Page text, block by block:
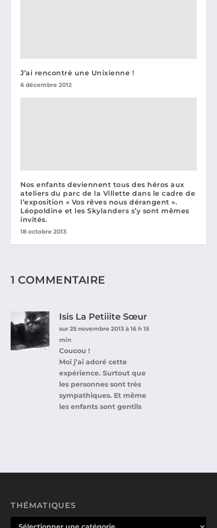
J’ai rencontré une Unixienne !
6 décembre 2012
Nos enfants deviennent tous des héros aux
ateliers du parc de la Villette dans le cadre de
l’exposition « Vos rêves nous dérangent ».
Léopoldine et les Skylanders s’y sont mêmes
invités.
18 octobre 2013
1 COMMENTAIRE
Isis La Petiiite Sœur
sur 25 novembre 2013 à 16 h 15
min
Coucou !
Moi j’ai adoré cette
expérience. Surtout que
les personnes sont très
sympathiques. Et même
les enfants sont gentils
THÉMATIQUES